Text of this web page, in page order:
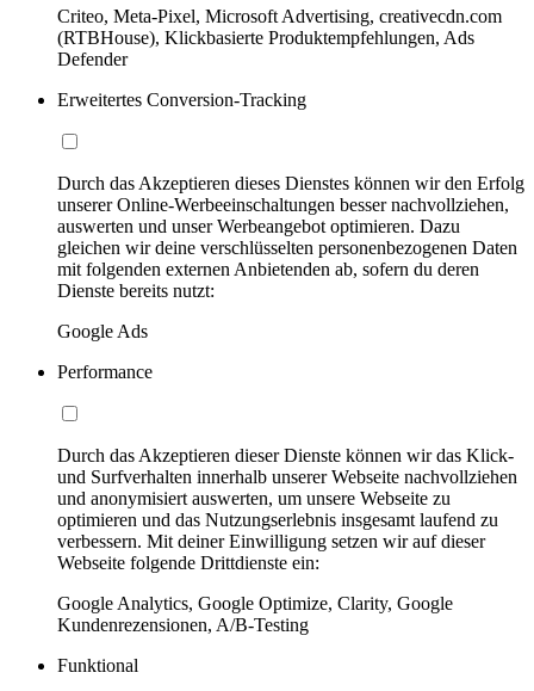
Criteo, Meta-Pixel, Microsoft Advertising, creativecdn.com
(RTBHouse), Klickbasierte Produktempfehlungen, Ads
Defender
Erweitertes Conversion-Tracking
Durch das Akzeptieren dieses Dienstes können wir den Erfolg
unserer Online-Werbeeinschaltungen besser nachvollziehen,
auswerten und unser Werbeangebot optimieren. Dazu
gleichen wir deine verschlüsselten personenbezogenen Daten
mit folgenden externen Anbietenden ab, sofern du deren
Dienste bereits nutzt:
Google Ads
Performance
Durch das Akzeptieren dieser Dienste können wir das Klick-
und Surfverhalten innerhalb unserer Webseite nachvollziehen
und anonymisiert auswerten, um unsere Webseite zu
optimieren und das Nutzungserlebnis insgesamt laufend zu
verbessern. Mit deiner Einwilligung setzen wir auf dieser
Webseite folgende Drittdienste ein:
Google Analytics, Google Optimize, Clarity, Google
Kundenrezensionen, A/B-Testing
Funktional